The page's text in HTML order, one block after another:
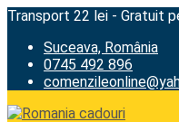
Transport 22 lei - Gratuit
Suceava, România
0745 492 896